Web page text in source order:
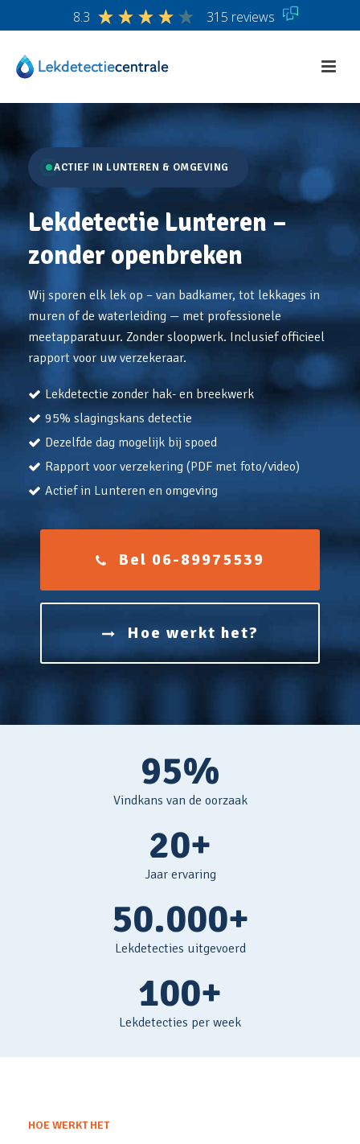
8.3 315 reviews
ACTIEF IN LUNTEREN & OMGEVING
Lekdetectie Lunteren –
zonder openbreken
Wij sporen elk lek op – van badkamer, tot lekkages in
muren of de waterleiding — met professionele
meetapparatuur. Zonder sloopwerk. Inclusief officieel
rapport voor uw verzekeraar.
Lekdetectie zonder hak- en breekwerk
95% slagingskans detectie
Dezelfde dag mogelijk bij spoed
Rapport voor verzekering (PDF met foto/video)
Actief in Lunteren en omgeving
Bel 06-89975539
Hoe werkt het?
95%
Vindkans van de oorzaak
20+
Jaar ervaring
50.000+
Lekdetecties uitgevoerd
100+
Lekdetecties per week
HOE WERKT HET